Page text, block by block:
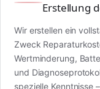
Erstellung
Wir erstellen ein
Zweck
Wertminderung,
und
spezielle Kenntnisse